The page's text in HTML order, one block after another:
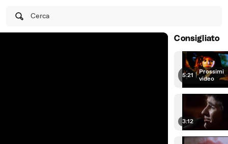
Cerca
Consigliato
5:21 | Prossimi
video
3:12